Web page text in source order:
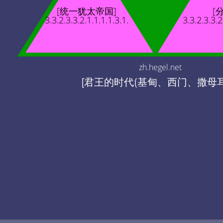
[统一犹太帝国]
3.3.2.3.3.2.1.1.1.1.3.1.
[
zh.hegel.net
[君王的时代(基甸、西门、撒母